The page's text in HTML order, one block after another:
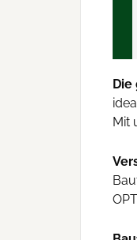
Die
Mit